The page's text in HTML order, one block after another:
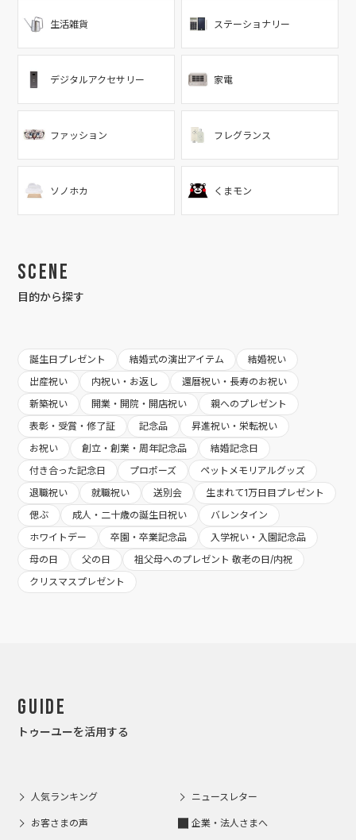
生活雑貨 ステーショナリー
デジタルアクセサリー 家電
ファッション フレグランス
ソノホカ くまモン
Scene
目的から探す
誕生日プレゼント 結婚式の演出アイテム
結婚祝い
出産祝い
内祝い・お返し
還暦祝い・長寿のお祝い
新築祝い
開業・開院・開店祝い
親へのプレゼント
表彰・受賞・修了証
記念品
昇進祝い・栄転祝い
お祝い
創立・創業・周年記念品
結婚記念日
付き合った記念日
プロポーズ
ペットメモリアルグッズ
退職祝い
就職祝い 送別会
生まれて1万日目プレゼント
偲ぶ
成人・二十歳の誕生日祝い
バレンタイン
ホワイトデー
卒園・卒業記念品
入学祝い・入園記念品
母の日
父の日
祖父母へのプレゼント 敬老の日/内祝
クリスマスプレゼント
Guide
トゥーユーを活用する
人気ランキング ニュースレター
お客さまの声 企業・法人さまへ